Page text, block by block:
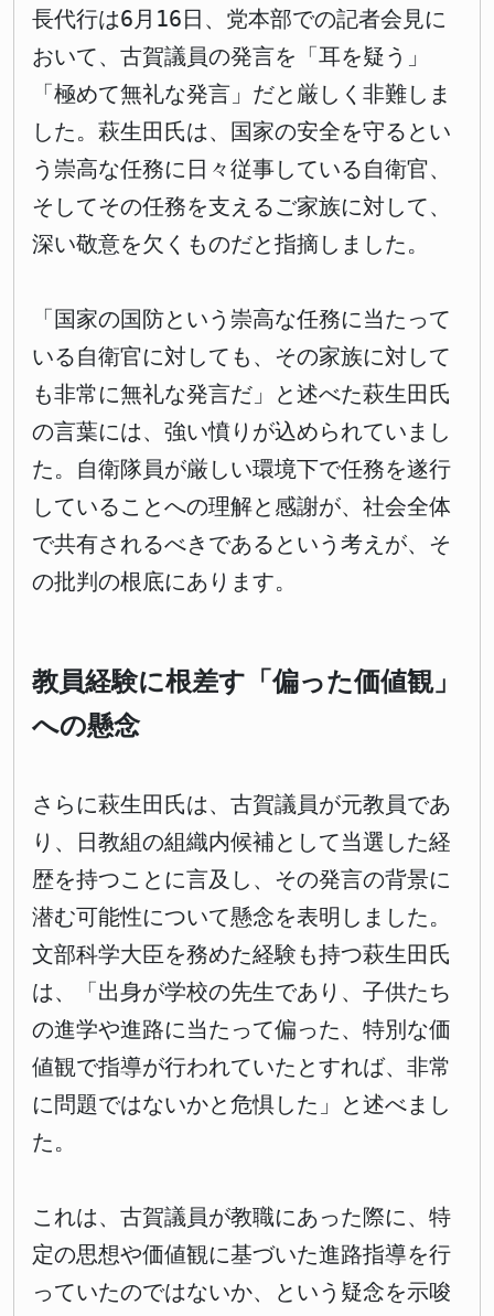
長代行は6月16日、党本部での記者会見に
おいて、古賀議員の発言を「耳を疑う」
「極めて無礼な発言」だと厳しく非難しま
した。萩生田氏は、国家の安全を守るとい
う崇高な任務に日々従事している自衛官、
そしてその任務を支えるご家族に対して、
深い敬意を欠くものだと指摘しました。
「国家の国防という崇高な任務に当たって
いる自衛官に対しても、その家族に対して
も非常に無礼な発言だ」と述べた萩生田氏
の言葉には、強い憤りが込められていまし
た。自衛隊員が厳しい環境下で任務を遂行
していることへの理解と感謝が、社会全体
で共有されるべきであるという考えが、そ
の批判の根底にあります。
教員経験に根差す「偏った価値観」
への懸念
さらに萩生田氏は、古賀議員が元教員であ
り、日教組の組織内候補として当選した経
歴を持つことに言及し、その発言の背景に
潜む可能性について懸念を表明しました。
文部科学大臣を務めた経験も持つ萩生田氏
は、「出身が学校の先生であり、子供たち
の進学や進路に当たって偏った、特別な価
値観で指導が行われていたとすれば、非常
に問題ではないかと危惧した」と述べまし
た。
これは、古賀議員が教職にあった際に、特
定の思想や価値観に基づいた進路指導を行
っていたのではないか、という疑念を示唆